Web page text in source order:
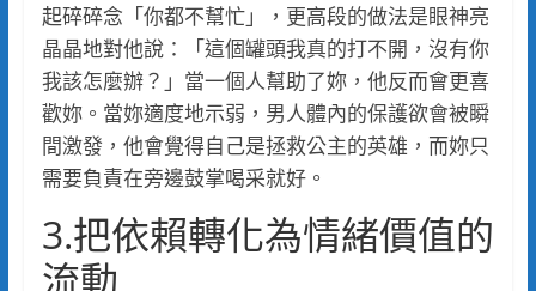
起碎碎念「你都不幫忙」，更高段的做法是眼神亮
晶晶地對他說：「這個罐頭我真的打不開，沒有你
我該怎麼辦？」當一個人幫助了妳，他反而會更喜
歡妳。當妳適度地示弱，男人體內的保護欲會被瞬
間激發，他會覺得自己是拯救公主的英雄，而妳只
需要負責在旁邊鼓掌喝采就好。
3.把依賴轉化為情緒價值的
流動